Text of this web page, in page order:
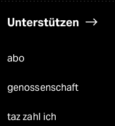
Unterstützen
abo
genossenschaft
taz zahl ich